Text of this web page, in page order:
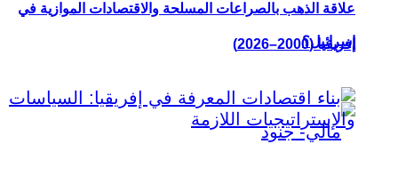
إسرائيل؟
علاقة الذهب بالصراعات المسلحة والاقتصادات الموازية في
إفريقيا (2000–2026)